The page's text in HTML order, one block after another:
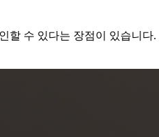
할 수 있다는 장점이 있습니